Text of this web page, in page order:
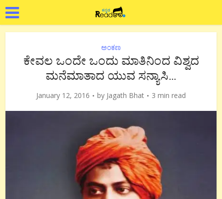
ಅಂಕಣ
ಕೇವಲ ಒಂದೇ ಒಂದು ಮಾತಿನಿಂದ ವಿಶ್ವದ
ಮನೆಮಾತಾದ ಯುವ ಸನ್ಯಾಸಿ…
January 12, 2016 by Jagath Bhat 3 min read